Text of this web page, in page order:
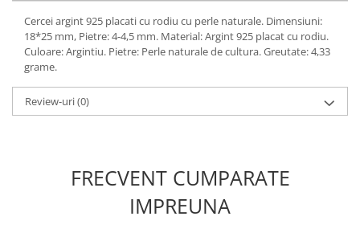
Cercei argint 925 placati cu rodiu cu perle naturale. Dimensiuni:
18*25 mm, Pietre: 4-4,5 mm. Material: Argint 925 placat cu rodiu.
Culoare: Argintiu. Pietre: Perle naturale de cultura. Greutate: 4,33
grame.
Review-uri(0)
FRECVENT CUMPARATE
IMPREUNA